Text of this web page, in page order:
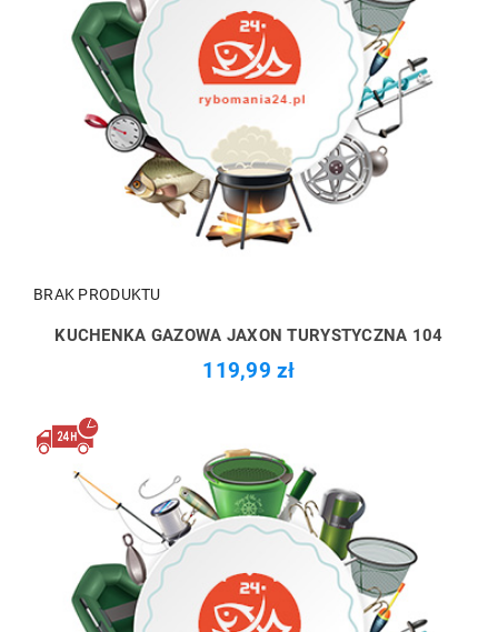
BRAK PRODUKTU
KUCHENKA GAZOWA JAXON TURYSTYCZNA 104
119,99 zł